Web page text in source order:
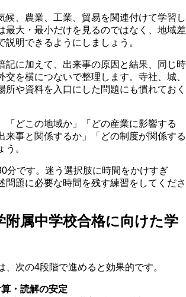
候、農業、工業、貿易を関連付けて学習し
最大・最小だけを見るのではなく、地域差
説明できるようにしましょう。
記に加えて、出来事の原因と結果、同じ時
交を横につないで整理します。寺社、城、
所や資料を入口にした問題にも慣れておく
「どこの地域か」「どの産業に影響する
来事と関係するか」「どの制度が関係する
。
分です。 迷う選択肢に時間をかけすぎ
問題に必要な時間を残す練習をしてくださ
附属中学校合格に向けた学
、次の4段階で進めると効果的です。
・読解の安定